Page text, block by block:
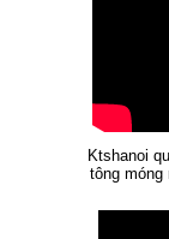
Ktshanoi
tông móng